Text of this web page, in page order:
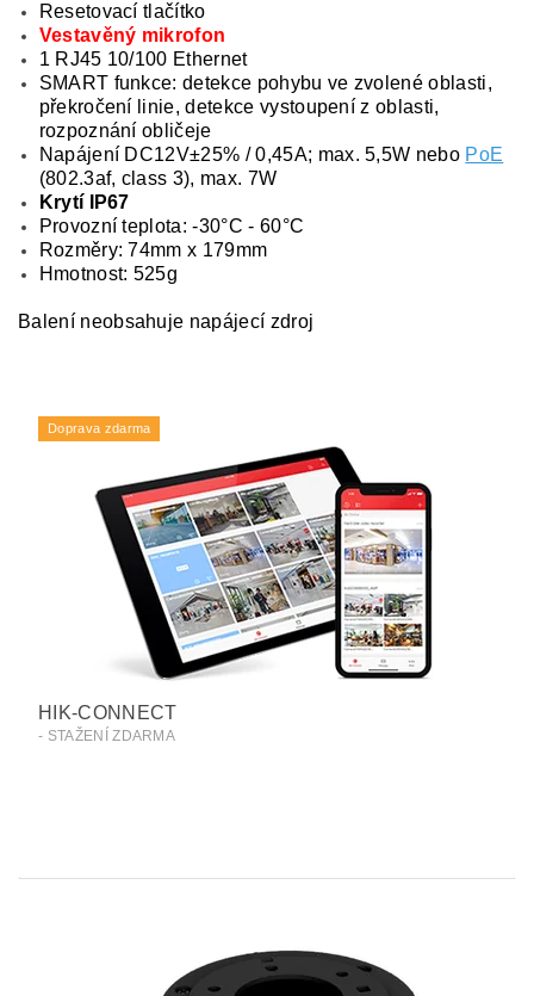
Resetovací tlačítko
Vestavěný mikrofon
1 RJ45 10/100 Ethernet
SMART funkce: detekce pohybu ve zvolené oblasti,
překročení linie, detekce vystoupení z oblasti,
rozpoznání obličeje
Napájení DC12V±25% / 0,45A; max. 5,5W nebo PoE
(802.3af, class 3), max. 7W
Krytí IP67
Provozní teplota: -30°C - 60°C
Rozměry: 74mm x 179mm
Hmotnost: 525g
Balení neobsahuje napájecí zdroj
Doprava zdarma
HIK-CONNECT
- STAŽENÍ ZDARMA